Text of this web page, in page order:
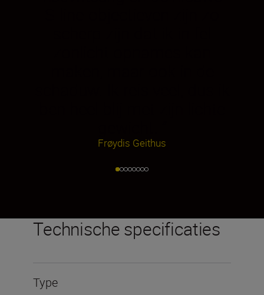
Frøydis Geithus
Technische specificaties
Type